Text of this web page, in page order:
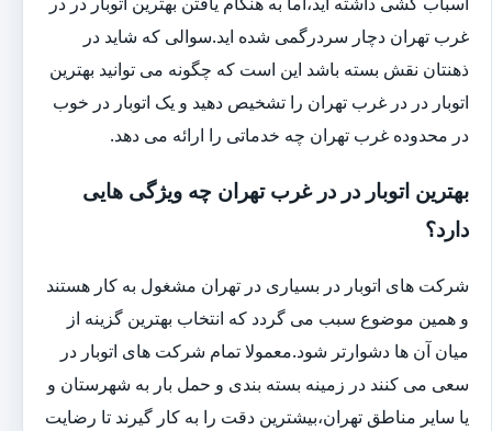
غرب تهران دچار سردرگمی شده اید.سوالی که شاید در
ذهنتان نقش بسته باشد این است که چگونه می توانید بهترین
اتوبار در در غرب تهران را تشخیص دهید و یک اتوبار در خوب
در محدوده غرب تهران چه خدماتی را ارائه می دهد.
بهترین اتوبار در در غرب تهران چه ویژگی هایی
دارد؟
شرکت های اتوبار در بسیاری در تهران مشغول به کار هستند
و همین موضوع سبب می گردد که انتخاب بهترین گزینه از
میان آن ها دشوارتر شود.معمولا تمام شرکت های اتوبار در
سعی می کنند در زمینه بسته بندی و حمل بار به شهرستان و
یا سایر مناطق تهران،بیشترین دقت را به کار گیرند تا رضایت